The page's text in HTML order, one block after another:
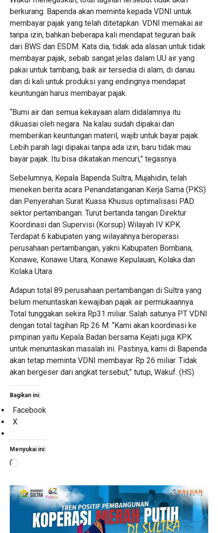
berkurang. Bapenda akan meminta kepada VDNI untuk
membayar pajak yang telah ditetapkan. VDNI memakai air
tanpa izin, bahkan beberapa kali mendapat teguran baik
dari BWS dan ESDM. Kata dia, tidak ada alasan untuk tidak
membayar pajak, sebab sangat jelas dalam UU air yang
pakai untuk tambang, baik air tersedia di alam, di danau
dan di kali untuk produksi yang endingnya mendapat
keuntungan harus membayar pajak.
“Bumi air dan semua kekayaan alam didalamnya itu
dikuasai oleh negara. Na kalau sudah dipakai dan
memberikan keuntungan materil, wajib untuk bayar pajak.
Lebih parah lagi dipakai tanpa ada izin, baru tidak mau
bayar pajak. Itu bisa dikatakan mencuri,” tegasnya.
Sebelumnya, Kepala Bapenda Sultra, Mujahidin, telah
meneken berita acara Penandatanganan Kerja Sama (PKS)
dan Penyerahan Surat Kuasa Khusus optimalisasi PAD
sektor pertambangan. Turut bertanda tangan Direktur
Koordinasi dan Supervisi (Korsup) Wilayah IV KPK.
Terdapat 6 kabupaten yang wilayahnya beroperasi
perusahaan pertambangan, yakni Kabupaten Bombana,
Konawe, Konawe Utara, Konawe Kepulauan, Kolaka dan
Kolaka Utara.
Adapun total 89 perusahaan pertambangan di Sultra yang
belum menuntaskan kewajiban pajak air permukaannya.
Total tunggakan sekira Rp31 miliar. Salah satunya PT VDNI
dengan total tagihan Rp 26 M. “Kami akan koordinasi ke
pimpinan yaitu Kepala Badan bersama Kejati juga KPK
untuk menuntaskan masalah ini. Pastinya, kami di Bapenda
akan tetap meminta VDNI membayar Rp 26 miliar. Tidak
akan bergeser dari angkat tersebut,” tutup, Wakuf. (HS)
Bagikan ini:
Facebook
X
Menyukai ini:
Memuat...